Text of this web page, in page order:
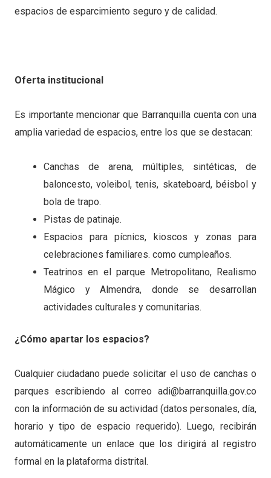
espacios de esparcimiento seguro y de calidad.
Oferta institucional
Es importante mencionar que Barranquilla cuenta con una
amplia variedad de espacios, entre los que se destacan:
Canchas de arena, múltiples, sintéticas, de
baloncesto, voleibol, tenis, skateboard, béisbol y
bola de trapo.
Pistas de patinaje.
Espacios para pícnics, kioscos y zonas para
celebraciones familiares. como cumpleaños.
Teatrinos en el parque Metropolitano, Realismo
Mágico y Almendra, donde se desarrollan
actividades culturales y comunitarias.
¿Cómo apartar los espacios?
Cualquier ciudadano puede solicitar el uso de canchas o
parques escribiendo al correo adi@barranquilla.gov.co
con la información de su actividad (datos personales, día,
horario y tipo de espacio requerido). Luego, recibirán
automáticamente un enlace que los dirigirá al registro
formal en la plataforma distrital.